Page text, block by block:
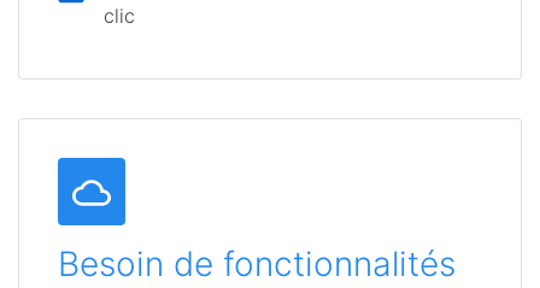
clic
Besoin de fonctionnalités